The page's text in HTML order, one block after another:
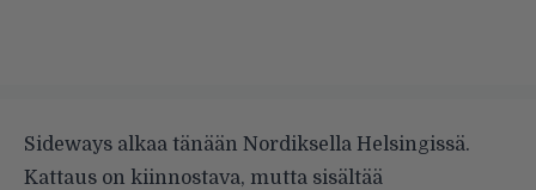
Sideways alkaa tänään Nordiksella Helsingissä.
Kattaus on kiinnostava, mutta sisältää